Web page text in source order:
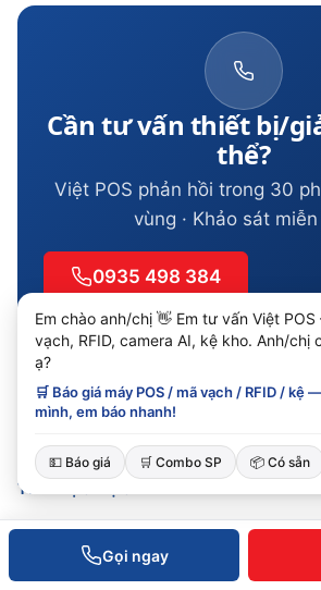
Gọi ngay
Cần tư vấn thiết bị/
thể?
Việt POS phản hồi trong 30
vùng · Khảo sát
0935 498 384
Đặt lịch khảo sát
TIẾP TỤC ĐỌC
Bài viết cùng chủ đề
Em chào anh/chị 👋 Em tư vấn Việt
vạch, RFID, camera AI, kệ kho. Anh/chị
ạ?
🛒 Báo giá máy POS / mã vạch / RFID / kệ
mình, em báo nhanh!
💵 Báo giá 🛒 Combo SP 📦 Có sẵn